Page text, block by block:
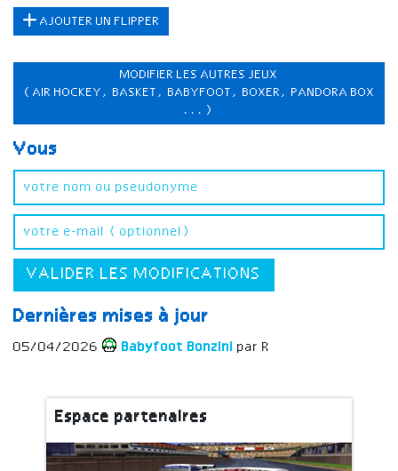
AJOUTER UN FLIPPER
MODIFIER LES AUTRES JEUX
(AIR HOCKEY, BASKET, BABYFOOT, BOXER, PANDORA BOX
...)
Vous
VALIDER LES MODIFICATIONS
Dernières mises à jour
05/04/2026 Babyfoot Bonzini par R
Espace partenaires